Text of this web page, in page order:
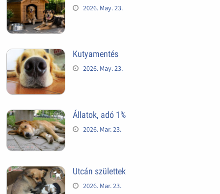
2026. May. 23.
Kutyamentés
2026. May. 23.
Állatok, adó 1%
2026. Mar. 23.
Utcán születtek
2026. Mar. 23.